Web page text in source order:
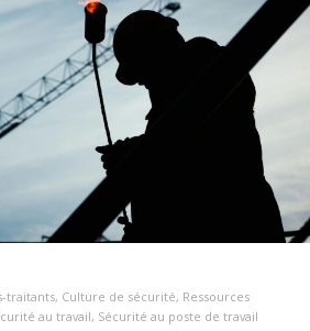
traitants, Culture de sécurité, Ressources
au travail, Sécurité au poste de travail